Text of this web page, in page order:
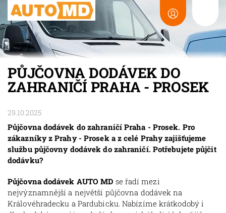
PŮJČOVNA DODÁVEK DO
ZAHRANIČÍ PRAHA - PROSEK
29.10.2025
Půjčovna dodávek do zahraničí Praha - Prosek. Pro
zákazníky z Prahy - Prosek a z celé Prahy zajišťujeme
službu půjčovny dodávek do zahraničí. Potřebujete půjčit
dodávku?
Půjčovna dodávek AUTO MD se řadí mezi
nejvýznamnější a největší půjčovna dodávek na
Královéhradecku a Pardubicku. Nabízíme krátkodobý i